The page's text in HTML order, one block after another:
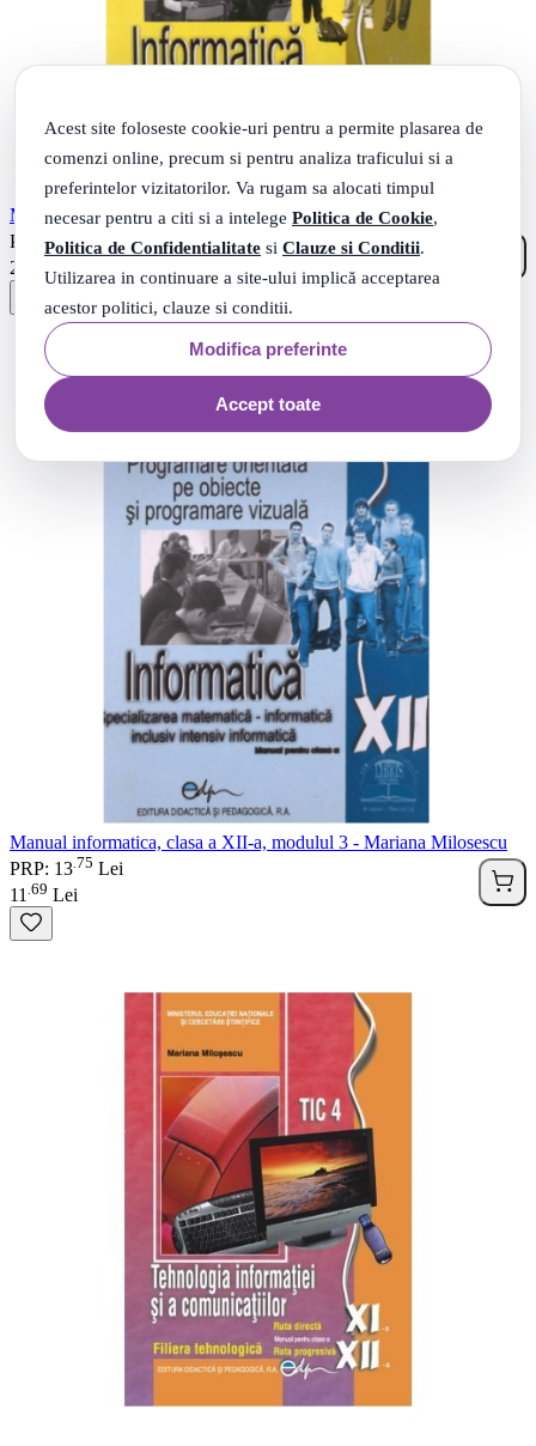
Acest site foloseste cookie-uri pentru a permite plasarea de
comenzi online, precum si pentru analiza traficului si a
preferintelor vizitatorilor. Va rugam sa alocati timpul
necesar pentru a citi si a intelege Politica de Cookie,
Politica de Confidentialitate si Clauze si Conditii.
Utilizarea in continuare a site-ului implică acceptarea
acestor politici, clauze si conditii.
Modifica preferinte
Accept toate
Manual informatica, clasa a 12-a, modulul 2 - Mariana Milosescu
PRP: 31
Lei
26
96 Lei
Manual informatica, clasa a XII-a, modulul 3 - Mariana Milosescu
PRP: 13 75 Lei
11 69 Lei